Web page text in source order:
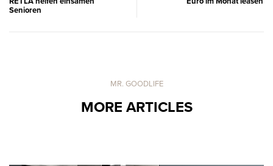
Senioren
MR. GOODLIFE
MORE ARTICLES